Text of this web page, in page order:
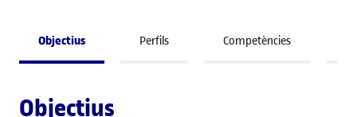
Objectius Perfils Competències
Objectius